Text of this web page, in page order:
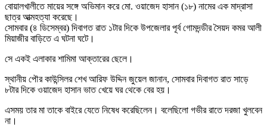
বোয়ালখালীতে মায়ের সঙ্গে অভিমান করে মো. ওয়াজেদ হাসান (১৮) নামের এক মাদ্রাসা
ছাত্র আত্মহত্যা করেছে।
সোমবার (৪ ডিসেম্বর) দিবাগত রাত ১টার দিকে উপজেলার পূর্ব গোমদন্ডীর সৈয়দ কমর আলী
মিয়াজীর বাড়িতে এ ঘটনা ঘটে।
সে একই এলাকার শামিমা আক্তারের ছেলে।
স্থানীয় পৌর কাউন্সিলর শেখ আরিফ উদ্দিন জুয়েল জানান, সোমবার দিবাগত রাত সাড়ে
৮টার দিকে ওয়াজেদ হাসান ভাত খেয়ে ঘর থেকে বের হয়।
এসময় তার মা তাকে বাইরে যেতে নিষেধ করেছিলেন। বলেছিলো গভীর রাতে দরজা খুলবেন
না।